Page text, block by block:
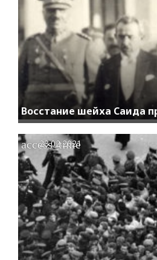
Восстание шейха Саида
access_time
23.02.2021